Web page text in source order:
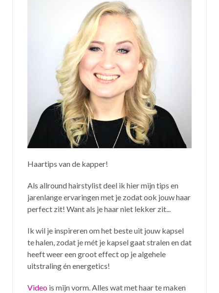
Haartips van de kapper!
Als allround hairstylist deel ik hier mijn tips en
jarenlange ervaringen met je zodat ook jouw haar
perfect zit! Want als je haar niet lekker zit...
Ik wil je inspireren om het beste uit jouw kapsel
te halen, zodat je mét je kapsel gaat stralen en dat
heeft weer een groot effect op je algehele
uitstraling én energetics!
Video is mijn vorm. Alles wat met haar te maken